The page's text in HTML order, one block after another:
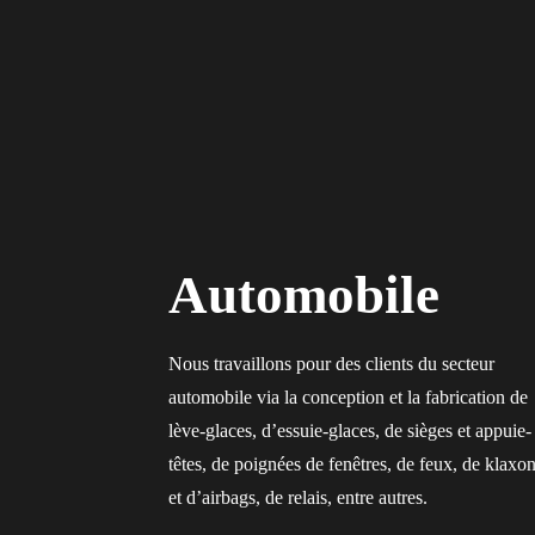
Automobile
Nous travaillons pour des clients du secteur
automobile via la conception et la fabrication de
lève-glaces, d’essuie-glaces, de sièges et appuie-
têtes, de poignées de fenêtres, de feux, de klaxon
et d’airbags, de relais, entre autres.